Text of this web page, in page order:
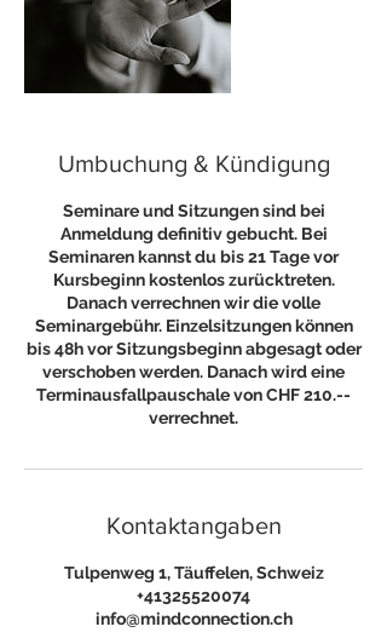
Umbuchung & Kündigung
Seminare und Sitzungen sind bei
Anmeldung definitiv gebucht. Bei
Seminaren kannst du bis 21 Tage vor
Kursbeginn kostenlos zurücktreten.
Danach verrechnen wir die volle
Seminargebühr. Einzelsitzungen können
bis 48h vor Sitzungsbeginn abgesagt oder
verschoben werden. Danach wird eine
Terminausfallpauschale von CHF 210.--
verrechnet.
Kontaktangaben
Tulpenweg 1, Täuffelen, Schweiz
+41325520074
info@mindconnection.ch